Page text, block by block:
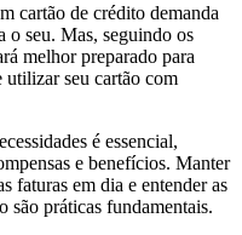
cartão de crédito demanda
o seu. Mas, seguindo os
melhor preparado para
utilizar seu cartão com
é essencial,
e benefícios. Manter
faturas em dia e entender as
são práticas fundamentais.